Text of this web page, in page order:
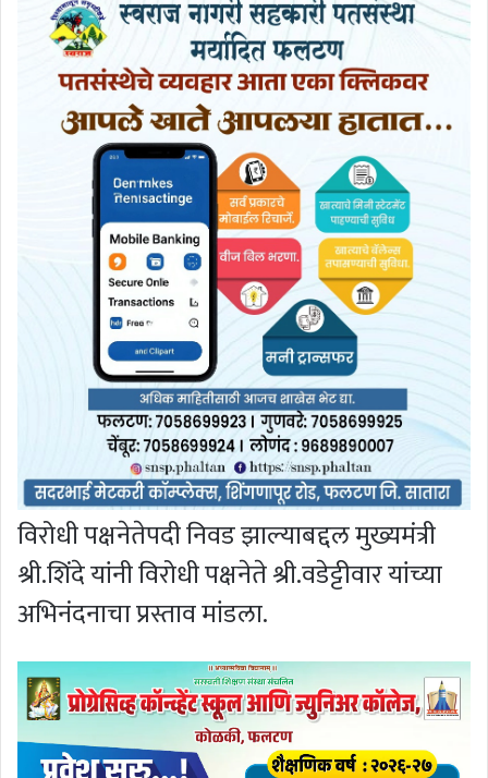
विरोधी पक्षनेतेपदी निवड झाल्याबद्दल मुख्यमंत्री
श्री.शिंदे यांनी विरोधी पक्षनेते श्री.वडेट्टीवार यांच्या
अभिनंदनाचा प्रस्ताव मांडला.